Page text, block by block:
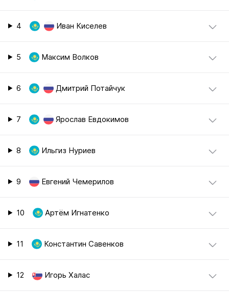
4 Иван Киселев
5 Максим Волков
6 Дмитрий Потайчук
7 Ярослав Евдокимов
8 Ильгиз Нуриев
9 Евгений Чемерилов
10 Артём Игнатенко
11 Константин Савенков
12 Игорь Халас